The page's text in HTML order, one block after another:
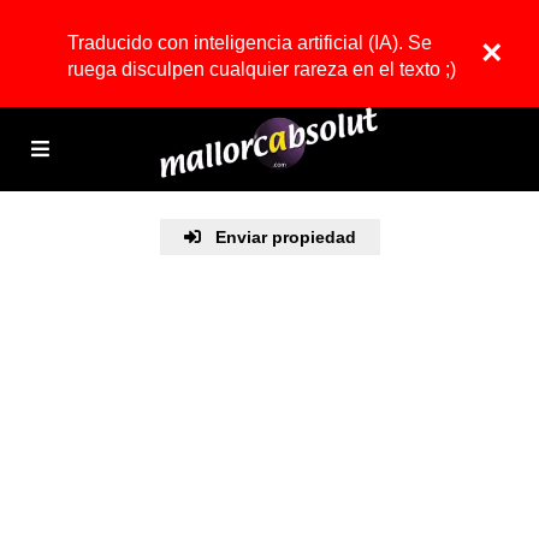
Traducido con inteligencia artificial (IA). Se
ruega disculpen cualquier rareza en el texto ;)
×
Enviar propiedad